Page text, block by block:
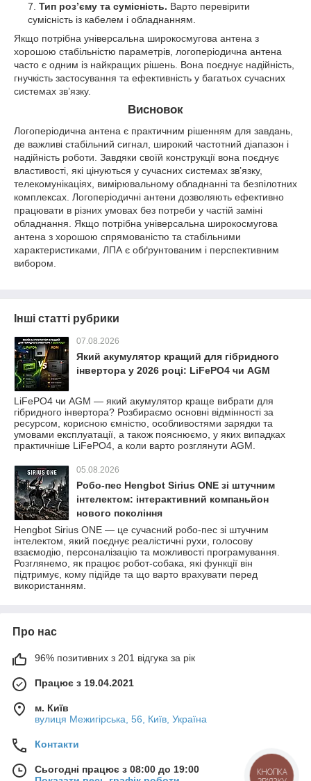
Тип роз’єму та сумісність. Варто перевірити
сумісність із кабелем і обладнанням.
Якщо потрібна універсальна широкосмугова антена з
хорошою стабільністю параметрів, логоперіодична антена
часто є одним із найкращих рішень. Вона поєднує надійність,
гнучкість застосування та ефективність у багатьох сучасних
системах зв’язку.
Висновок
Логоперіодична антена є практичним рішенням для завдань,
де важливі стабільний сигнал, широкий частотний діапазон і
надійність роботи. Завдяки своїй конструкції вона поєднує
властивості, які цінуються у сучасних системах зв’язку,
телекомунікаціях, вимірювальному обладнанні та безпілотних
комплексах. Логоперіодичні антени дозволяють ефективно
працювати в різних умовах без потреби у частій заміні
обладнання. Якщо потрібна універсальна широкосмугова
антена з хорошою спрямованістю та стабільними
характеристиками, ЛПА є обґрунтованим і перспективним
вибором.
Інші статті рубрики
07.08.2026
Який акумулятор кращий для гібридного
інвертора у 2026 році: LiFePO4 чи AGM
LiFePO4 чи AGM — який акумулятор краще вибрати для
гібридного інвертора? Розбираємо основні відмінності за
ресурсом, корисною ємністю, особливостями зарядки та
умовами експлуатації, а також пояснюємо, у яких випадках
практичніше LiFePO4, а коли варто розглянути AGM.
05.08.2026
Робо-пес Hengbot Sirius ONE зі штучним
інтелектом: інтерактивний компаньйон
нового покоління
Hengbot Sirius ONE — це сучасний робо-пес зі штучним
інтелектом, який поєднує реалістичні рухи, голосову
взаємодію, персоналізацію та можливості програмування.
Розглянемо, як працює робот-собака, які функції він
підтримує, кому підійде та що варто врахувати перед
використанням.
Про нас
96% позитивних з 201 відгука за рік
Працює з 19.04.2021
м. Київ
вулиця Межигірська, 56, Київ, Україна
Контакти
Сьогодні працює з 08:00 до 19:00
КНОПКА